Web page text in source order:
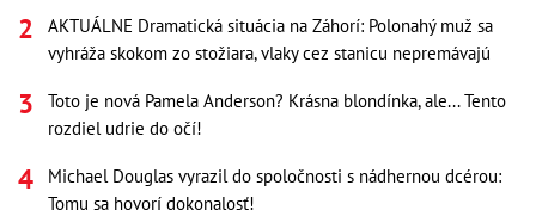
AKTUÁLNE Dramatická situácia na Záhorí: Polonahý muž sa
vyhráža skokom zo stožiara, vlaky cez stanicu nepremávajú
Toto je nová Pamela Anderson? Krásna blondínka, ale... Tento
rozdiel udrie do očí!
Michael Douglas vyrazil do spoločnosti s nádhernou dcérou:
Tomu sa hovorí dokonalosť!